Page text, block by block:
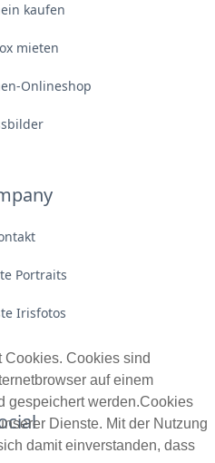
kaufen
mieten
Onlineshop
Portraits
Irisfotos
Cookies. Cookies sind
auf einem
gespeichert werden.Cookies
Dienste. Mit der Nutzung
damit einverstanden, dass